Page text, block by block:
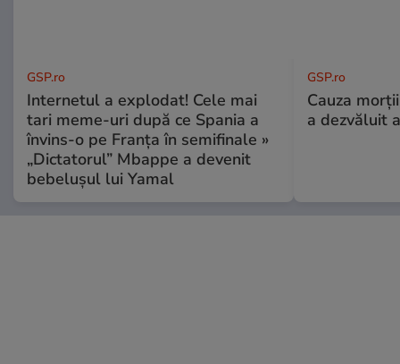
GSP.ro
Internetul a explodat! Cele mai
tari meme-uri după ce Spania a
învins-o pe Franța în semifinale »
„Dictatorul” Mbappe a devenit
bebelușul lui Yamal
GSP.ro
Cauza
a dezvăluit